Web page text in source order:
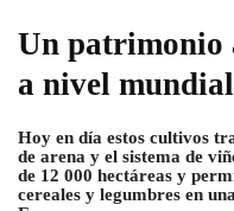
Un patrimonio
a nivel mundial
Hoy en día estos cultivos
de arena y el sistema de
de 12 000 hectáreas y
cereales y legumbres en